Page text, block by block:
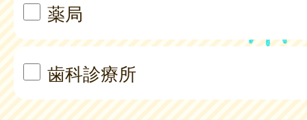
薬局
歯科診療所